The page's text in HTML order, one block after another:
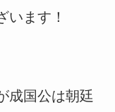
います！
成国公は朝廷